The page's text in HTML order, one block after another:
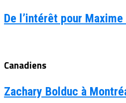
De l’intérêt pour
Canadiens
Zachary Bolduc à